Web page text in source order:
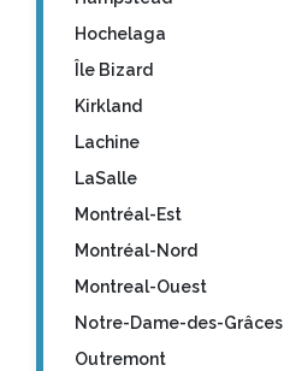
Hochelaga
Île Bizard
Kirkland
Lachine
LaSalle
Montréal-Est
Montréal-Nord
Montreal-Ouest
Notre-Dame-des-Grâces
Outremont